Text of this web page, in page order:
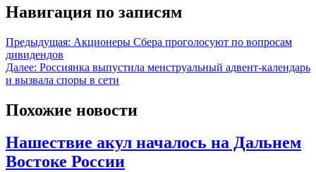
Навигация по записям
Предыдущая: Акционеры Сбера проголосуют по вопросам
дивидендов
Далее: Россиянка выпустила менструальный адвент-календарь
и вызвала споры в сети
Похожие новости
Нашествие акул началось на Дальнем
Востоке России